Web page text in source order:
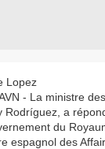
Lopez
- La ministre
Rodríguez, a
du
espagnol des